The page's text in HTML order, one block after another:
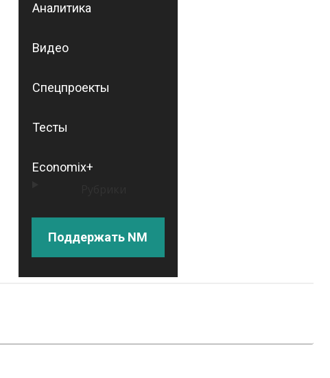
Аналитика
Видео
Спецпроекты
Тесты
Economix+
Поддержать NM